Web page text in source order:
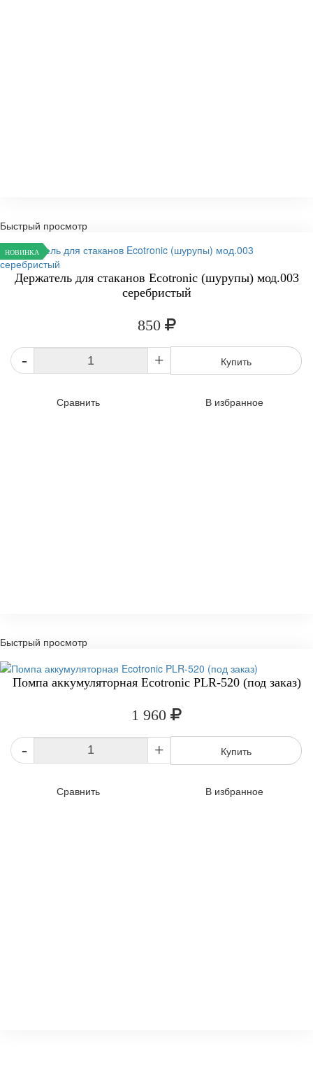
Быстрый просмотр
НОВИНКА
Держатель для стаканов Ecotronic (шурупы) мод.003
серебристый
850
- + Купить
Сравнить В избранное
Быстрый просмотр
Помпа аккумуляторная Ecotronic PLR-520 (под заказ)
1 960
- + Купить
Сравнить В избранное